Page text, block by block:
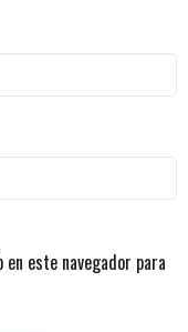
este navegador para